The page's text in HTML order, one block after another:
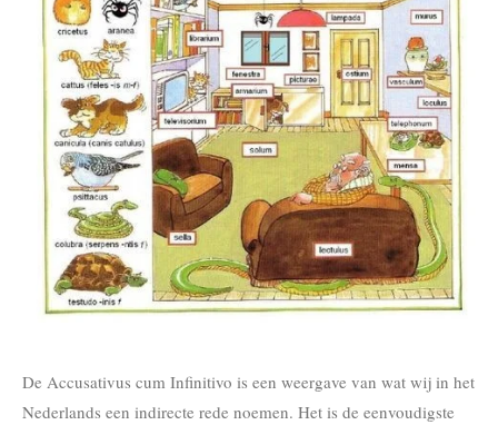
De Accusativus cum Infinitivo is een weergave van wat wij in het
Nederlands een indirecte rede noemen. Het is de eenvoudigste